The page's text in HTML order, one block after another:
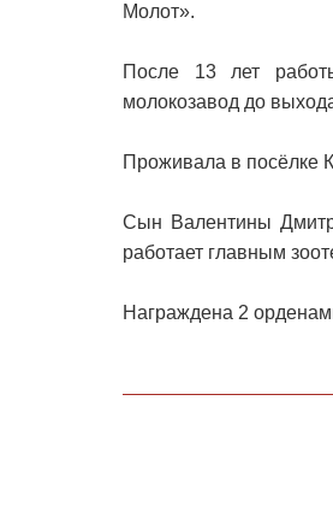
Молот».
После 13 лет
молокозавод до
Проживала в посёлке
Сын Валентины
работает главным
Награждена 2